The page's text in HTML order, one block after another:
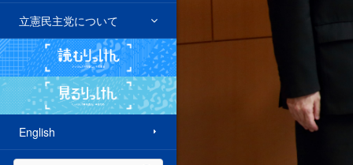
立憲民主党について
読むりっけん
English